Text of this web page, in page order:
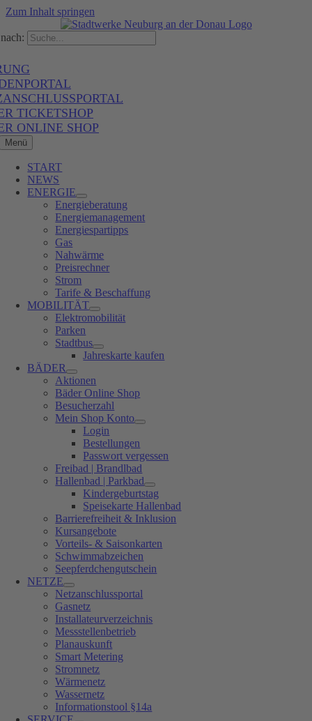
Zum Inhalt springen
TICKETSHOP
ONLINE SHOP
Menü
START
NEWS
ENERGIE
Energieberatung
Energiemanagement
Energiespartipps
Gas
Nahwärme
Preisrechner
Strom
Tarife & Beschaffung
MOBILITÄT
Elektromobilität
Parken
Stadtbus
Jahreskarte kaufen
BÄDER
Aktionen
Bäder Online Shop
Besucherzahl
Mein Shop Konto
Login
Bestellungen
Passwort vergessen
Freibad | Brandlbad
Hallenbad | Parkbad
Kindergeburtstag
Speisekarte Hallenbad
Barrierefreiheit & Inklusion
Kursangebote
Vorteils- & Saisonkarten
Schwimmabzeichen
Seepferdchengutschein
NETZE
Netzanschlussportal
Gasnetz
Installateurverzeichnis
Messstellenbetrieb
Planauskunft
Smart Metering
Stromnetz
Wärmenetz
Wassernetz
Informationstool §14a